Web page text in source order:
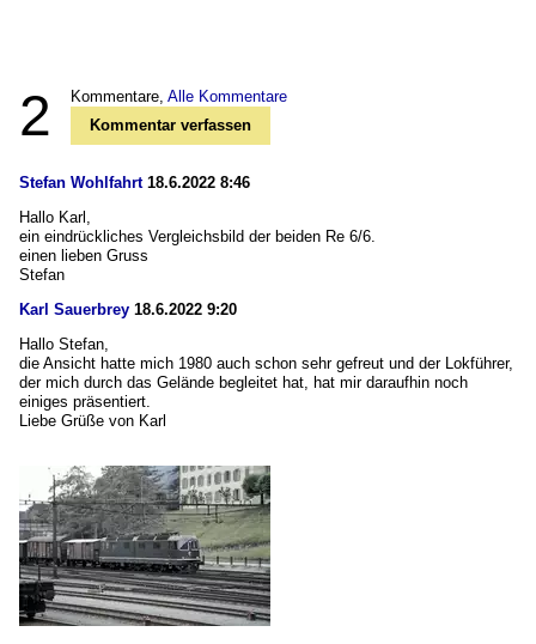
2 Kommentare, Alle Kommentare
Kommentar verfassen
Stefan Wohlfahrt18.6.2022 8:46
Hallo Karl,
ein eindrückliches Vergleichsbild der beiden Re 6/6.
einen lieben Gruss
Stefan
Karl Sauerbrey 18.6.2022 9:20
Hallo Stefan,
die Ansicht hatte mich 1980 auch schon sehr gefreut und der Lokführer,
der mich durch das Gelände begleitet hat, hat mir daraufhin noch
einiges präsentiert.
Liebe Grüße von Karl